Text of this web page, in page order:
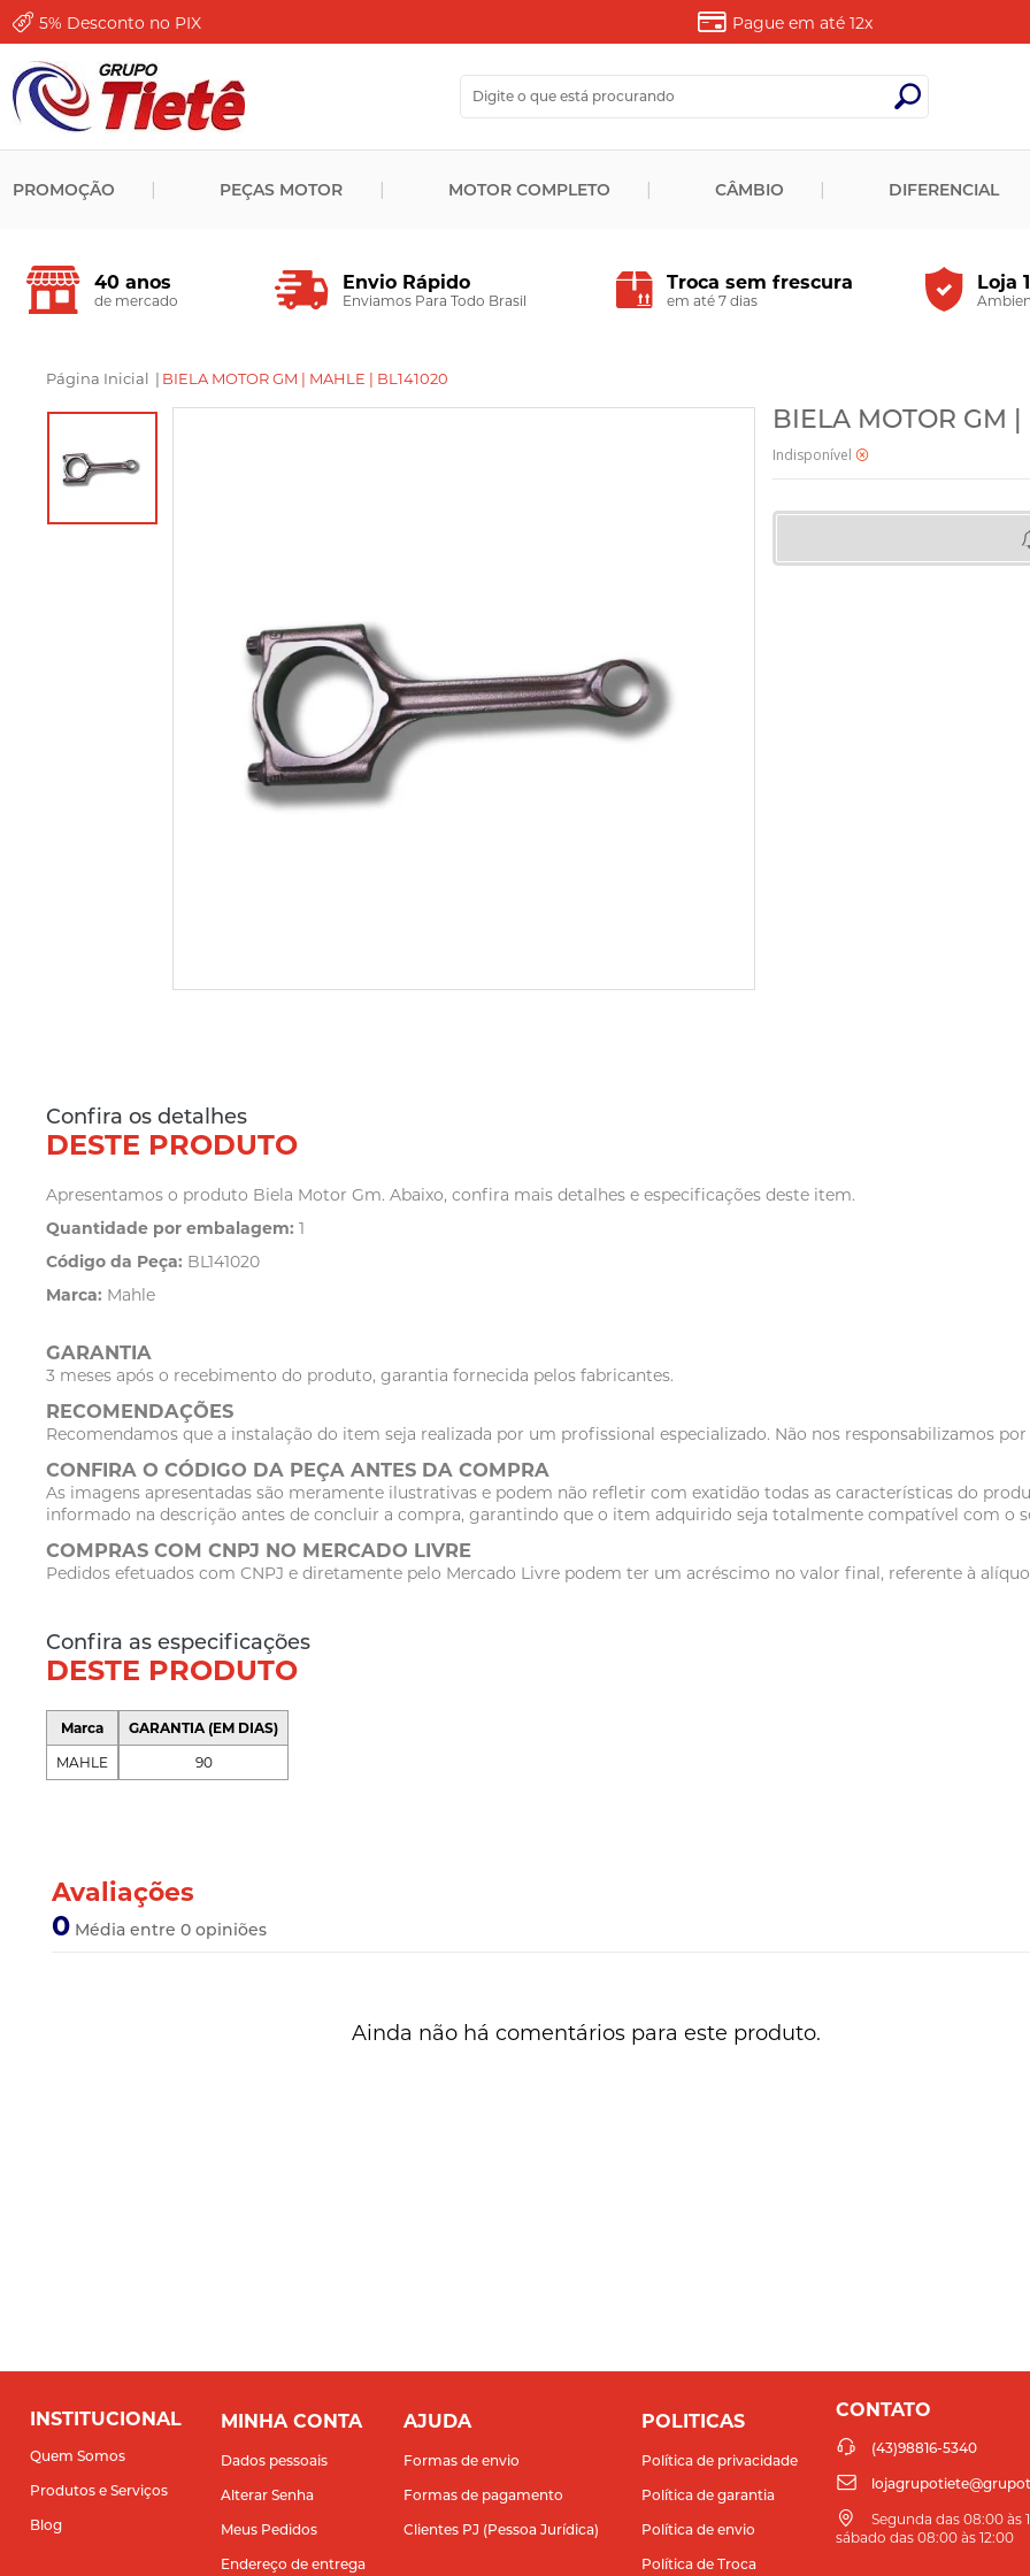
5% Desconto no PIX Pague em até 12x
PROMOÇÃO PEÇAS MOTOR MOTOR COMPLETO CÂMBIO DIFERENCIAL
40 anos
de mercado
Envio Rápido
Enviamos Para Todo Brasil
Troca sem frescura
em até 7 dias
Loja
Página Inicial | BIELA MOTOR GM | MAHLE | BL141020
BIELA MOTOR GM
Indisponível
Confira os detalhes
DESTE PRODUTO
Apresentamos o produto Biela Motor Gm. Abaixo, confira mais detalhes e especificações deste item.
Quantidade por embalagem: 1
Código da Peça: BL141020
Marca: Mahle
GARANTIA
3 meses após o recebimento do produto, garantia fornecida pelos fabricantes.
RECOMENDAÇÕES
Recomendamos que a instalação do item seja realizada por um profissional especializado. Não nos responsabilizamos
CONFIRA O CÓDIGO DA PEÇA ANTES DA COMPRA
As imagens apresentadas são meramente ilustrativas e podem não refletir com exatidão todas as características do
informado na descrição antes de concluir a compra, garantindo que o item adquirido seja totalmente compatível com o
COMPRAS COM CNPJ NO MERCADO LIVRE
Pedidos efetuados com CNPJ e diretamente pelo Mercado Livre podem ter um acréscimo no valor final, referente à
Confira as especificações
DESTE PRODUTO
Marca
MAHLE
GARANTIA (EM DIAS)
90
Avaliações
0 Média entre 0 opiniões
Ainda não há comentários para este produto.
INSTITUCIONAL
Quem Somos
Produtos e Serviços
Blog
MINHA CONTA
Dados pessoais
Alterar Senha
Meus Pedidos
Endereço de entrega
AJUDA
Formas de envio
Formas de pagamento
Clientes PJ (Pessoa Jurídica)
POLITICAS
Política de privacidade
Política de garantia
Política de envio
Política de Troca
CONTATO
(43)98816-5340
Segunda das 08:00 às
sábado das 08:00 às 12:00